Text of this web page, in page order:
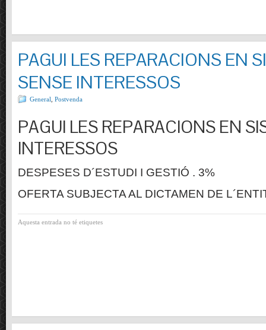
PAGUI LES REPARACIONS EN
SENSE INTERESSOS
General Postvenda
PAGUI LES REPARACIONS EN
INTERESSOS
DESPESES D´ESTUDI I GESTIÓ . 3%
OFERTA SUBJECTA AL DICTAMEN DE
Aquesta entrada no té etiquetes